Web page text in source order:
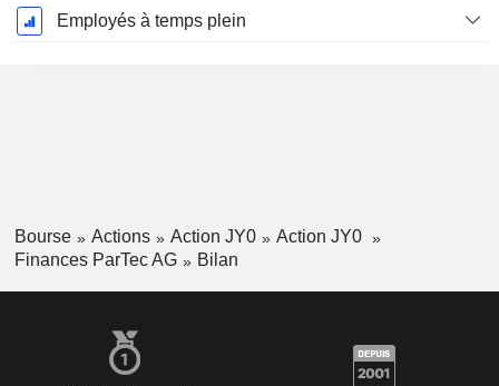
Employés à temps plein
Bourse Actions Action JY0
Action JY0
Finances ParTec AG
Bilan